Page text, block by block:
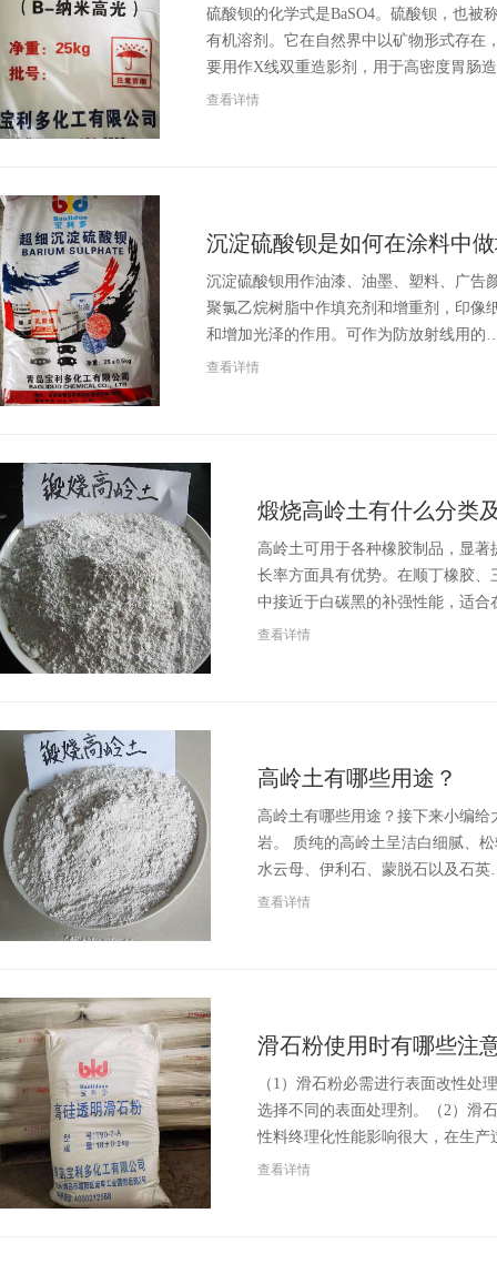
硫酸钡的化学式是BaSO4。硫酸钡，也被
有机溶剂。它在自然界中以矿物形式存在
要用作X线双重造影剂，用于高密度胃肠
查看详情
沉淀硫酸钡是如何在涂料中
沉淀硫酸钡用作油漆、油墨、塑料、广告
聚氯乙烷树脂中作填充剂和增重剂，印像
和增加光泽的作用。可作为防放射线用的
查看详情
煅烧高岭土有什么分类
高岭土可用于各种橡胶制品，显
长率方面具有优势。在顺丁橡胶
中接近于白碳黑的补强性能，适
查看详情
高岭土有哪些用途？
高岭土有哪些用途？接下来小编
岩。 质纯的高岭土呈洁白细腻、
水云母、伊利石、蒙脱石以及石
查看详情
滑石粉使用时有哪些注
（1）滑石粉必需进行表面改性
选择不同的表面处理剂。（2）
性料终理化性能影响很大，在生
查看详情